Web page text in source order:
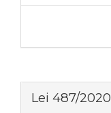
Lei 487/2020